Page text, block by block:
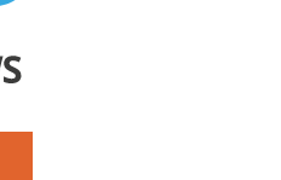
comfort en
het uit.